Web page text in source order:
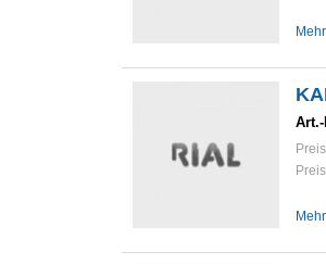
Art.-